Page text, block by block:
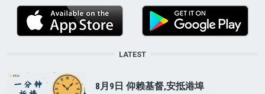
LATEST
8月9日 仰赖基督,安抵港埠